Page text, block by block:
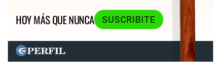
HOY MÁS QUE NUNCA
SUSCRIBITE